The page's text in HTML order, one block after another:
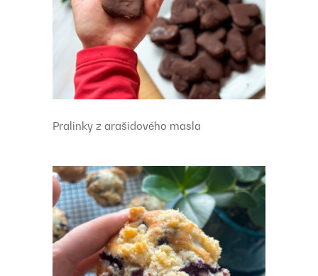
Pralinky z arašidového masla